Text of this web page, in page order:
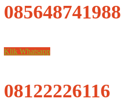
085648741988
Klik Whatsapp
08122226116